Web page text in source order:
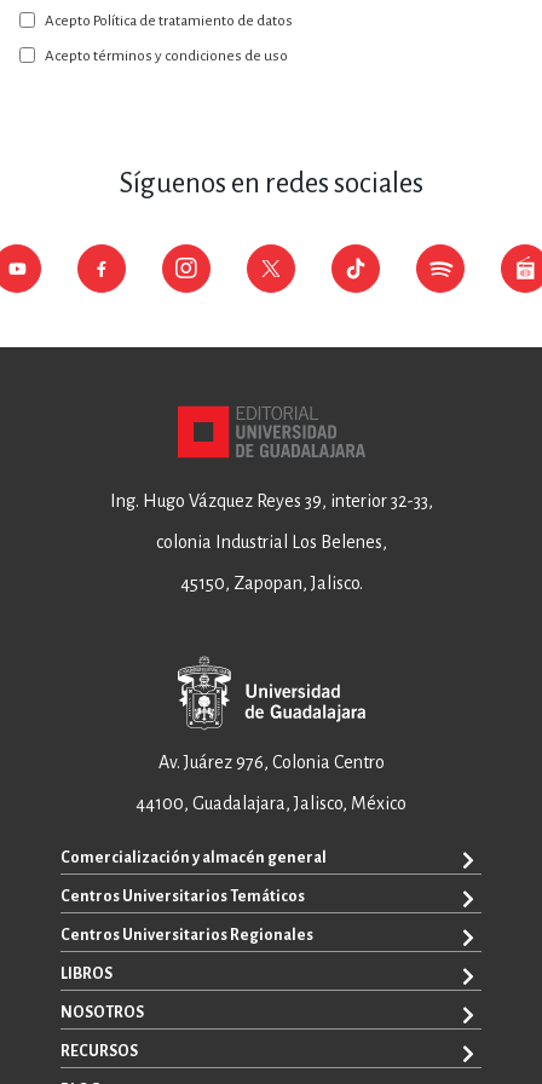
nuestro
boletín:
Acepto Política de tratamiento de datos
Acepto términos y condiciones de uso
Síguenos en redes sociales
Ing. Hugo Vázquez Reyes 39, interior 32-33,
colonia Industrial Los Belenes,
45150, Zapopan, Jalisco.
Av. Juárez 976, Colonia Centro
44100, Guadalajara, Jalisco, México
Comercialización y almacén general
+52 33 3640 6326
+52 33 3640 4595
ventas@editorial.udg.mx
WhatsApp: +52 33 1433 6869
Centros Universitarios Temáticos
CUAAD
CUCEA
CUCBA
CUCEI
Centros Universitarios Regionales
CUALTOS
CUCHAPALA
CUCOSTA
LIBROS
TODOS LOS LIBROS
E-BOOKS
NOSOTROS
SOBRE NOSOTROS
RECURSOS